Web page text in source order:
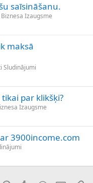
saīsināšanu.
Izaugsme
maksā
Sludinājumi
par klikšķi?
Izaugsme
3900income.com